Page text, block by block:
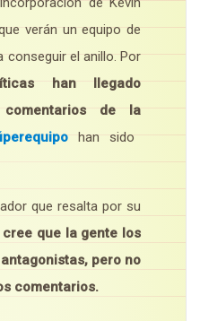
verán un equipo de
conseguir el anillo. Por
han llegado
de la
han sido
que resalta por su
cree que la gente los
pero no
comentarios.